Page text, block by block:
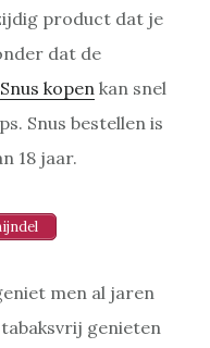
product dat je
dat de
Snus kopen kan snel
Snus bestellen is
18 jaar.
men al jaren
genieten